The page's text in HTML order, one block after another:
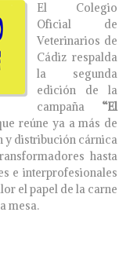
El Colegio
Oficial de
Veterinarios de
Cádiz respalda
la segunda
edición de la
campaña “El
reúne ya a más de
y distribución cárnica
hasta
e interprofesionales
el papel de la carne
mesa.